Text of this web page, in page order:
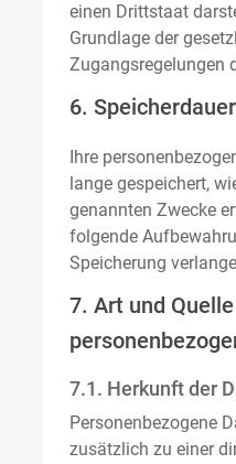
einen Drittstaat
Grundlage der
Zugangsregelungen
6. Speicherdauer
Ihre
lange gespeichert,
genannten Zwecke
folgende
Speicherung
7. Art und Quelle
7.1. Herkunft der
Personenbezogene
zusätzlich zu einer